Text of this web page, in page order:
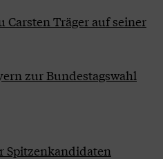
Träger auf seiner
zur Bundestagswahl
Spitzenkandidaten